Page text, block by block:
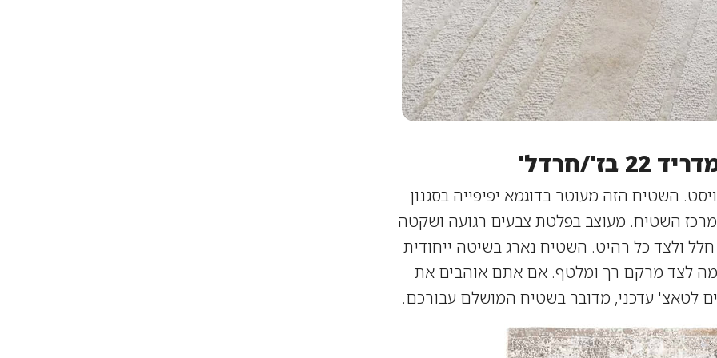
22 בז'/חרדל '
השטיח הזה מעוטר בדוגמא יפיפייה בסגנון
השטיח. מעוצב בפלטת צבעים רגועה ושקטה
חלל ולצד כל רהיט. השטיח נארג בשיטה ייחודית
לצד מרקם רך ומלטף. אם אתם אוהבים את
לטאצ' עדכני, מדובר בשטיח המושלם עבורכם.